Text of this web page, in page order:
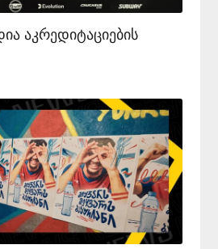
აკრედიტაციების